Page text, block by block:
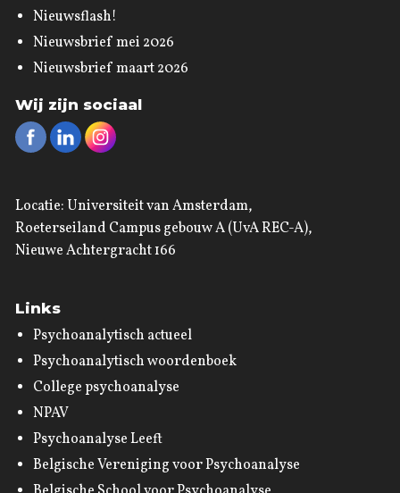
Nieuwsflash!
Nieuwsbrief mei 2026
Nieuwsbrief maart 2026
Wij zijn sociaal
Locatie: Universiteit van Amsterdam,
Roeterseiland Campus gebouw A (UvA REC-A),
Nieuwe Achtergracht 166
Links
Psychoanalytisch actueel
Psychoanalytisch woordenboek
College psychoanalyse
NPAV
Psychoanalyse Leeft
Belgische Vereniging voor Psychoanalyse